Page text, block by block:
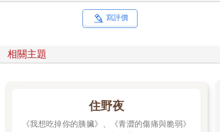
簿，突然在某幾張照片上「認出」自己。有時候陪他們來的人會
帶來他們自己的舊相簿，我們會事先擺在茶几上。也有人會步履
有個被帶來的老人家常喜歡躲在窗簾後面。他會站在那裡，像個
想玩躲迷藏的老男孩。但這遊戲拉長得沒完沒了，其他孩子早就
事實上，我們的身體天生就相當仁慈，到最後不是感覺麻木，而
是失去記憶。我們的記憶離開我們，讓我們可以玩得更久一點，
寫評價
相關主題
住野夜
《我想吃掉你的胰臟》、《青澀的傷痛與脆弱》